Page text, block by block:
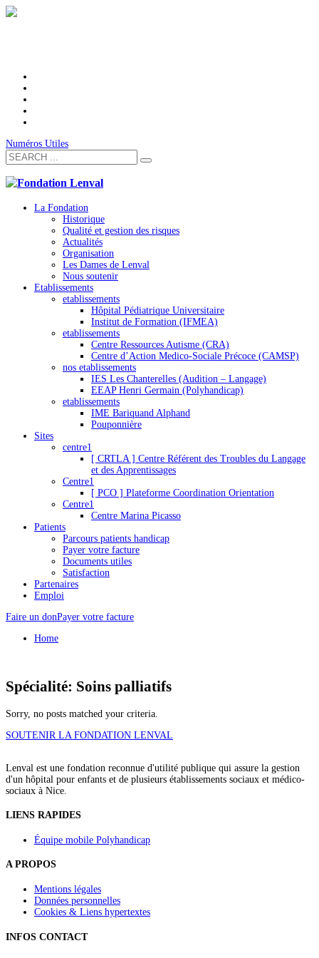
Numéros Utiles
La Fondation
Historique
Qualité et gestion des risques
Actualités
Organisation
Les Dames de Lenval
Nous soutenir
Etablissements
etablissements
Hôpital Pédiatrique Universitaire
Institut de Formation (IFMEA)
etablissements
Centre Ressources Autisme (CRA)
Centre d’Action Medico-Sociale Précoce (CAMSP)
nos etablissements
IES Les Chanterelles (Audition – Langage)
EEAP Henri Germain (Polyhandicap)
etablissements
IME Bariquand Alphand
Pouponnière
Sites
centre1
[ CRTLA ] Centre Référent des Troubles du Langage
et des Apprentissages
Centre1
[ PCO ] Plateforme Coordination Orientation
Centre1
Centre Marina Picasso
Patients
Parcours patients handicap
Payer votre facture
Documents utiles
Satisfaction
Partenaires
Emploi
Faire un donPayer votre facture
Home
Spécialité: Soins palliatifs
Sorry, no posts matched your criteria.
SOUTENIR LA FONDATION LENVAL
Lenval est une fondation reconnue d'utilité publique qui assure la gestion
d'un hôpital pour enfants et de plusieurs établissements sociaux et médico-
sociaux à Nice.
LIENS RAPIDES
Équipe mobile Polyhandicap
A PROPOS
Mentions légales
Données personnelles
Cookies & Liens hypertextes
INFOS CONTACT